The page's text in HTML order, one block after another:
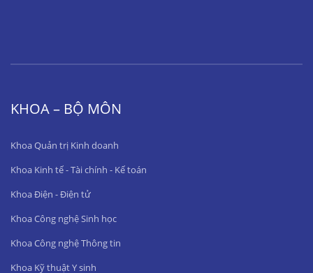
KHOA – BỘ MÔN
Khoa Quản trị Kinh doanh
Khoa Kinh tế - Tài chính - Kế toán
Khoa Điện - Điện tử
Khoa Công nghệ Sinh học
Khoa Công nghệ Thông tin
Khoa Kỹ thuật Y sinh